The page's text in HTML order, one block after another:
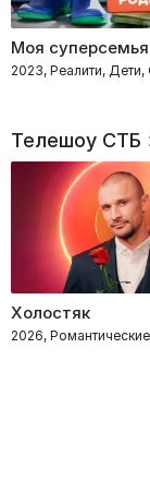
Моя суперсемья
2023, Реалити,
Телешоу СТБ
Холостяк
2026,